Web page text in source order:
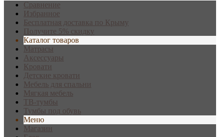
Сравнение
Избранное
Бесплатная доставка по Крыму
Получите 5% скидку
Каталог товаров
Матрасы
Аксессуары
Кровати
Детские кровати
Мебель для спальни
Мягкая мебель
ТВ-тумбы
Тумбы под обувь
Меню
Магазин